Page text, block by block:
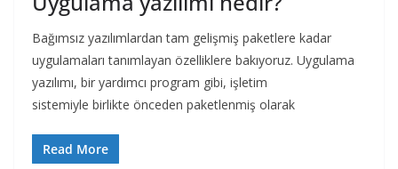
Bağımsız yazılımlardan tam gelişmiş paketlere kadar
uygulamaları tanımlayan özelliklere bakıyoruz. Uygulama
yazılımı, bir yardımcı program gibi, işletim
sistemiyle birlikte önceden paketlenmiş olarak
Read More